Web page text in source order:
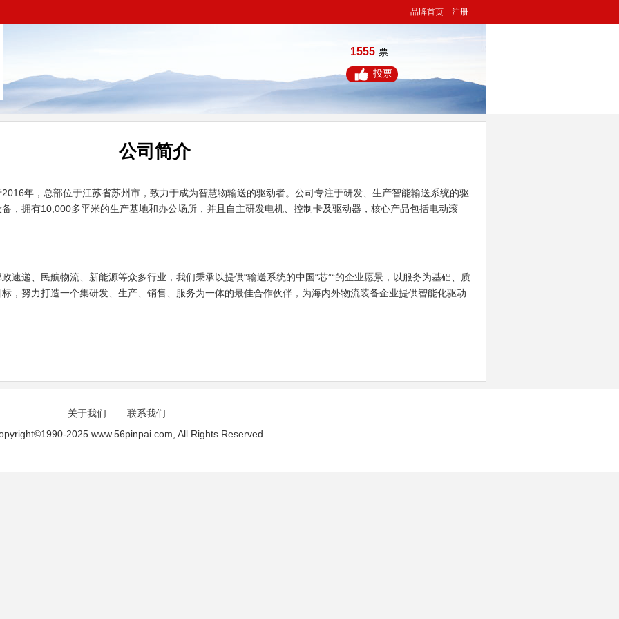
品牌首页 注册
1555 票
投票
公司简介
年，总部位于江苏省苏州市，致力于成为智慧物输送的驱动者。公司专注于研发、生产智能输送系统的驱
，拥有10,000多平米的生产基地和办公场所，并且自主研发电机、控制卡及驱动器，核心产品包括电动滚
速递、民航物流、新能源等众多行业，我们秉承以提供“输送系统的中国“芯”“的企业愿景，以服务为基础、质
，努力打造一个集研发、生产、销售、服务为一体的最佳合作伙伴，为海内外物流装备企业提供智能化驱动
关于我们
联系我们
2025 www.56pinpai.com, All Rights Reserved